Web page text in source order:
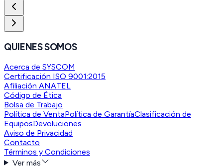
QUIENES SOMOS
Acerca de SYSCOM
Certificación ISO 9001:2015
Afiliación ANATEL
Código de Ética
Bolsa de Trabajo
Política de VentaPolítica de GarantíaClasificación de
EquiposDevoluciones
Aviso de Privacidad
Contacto
Términos y Condiciones
Ver más